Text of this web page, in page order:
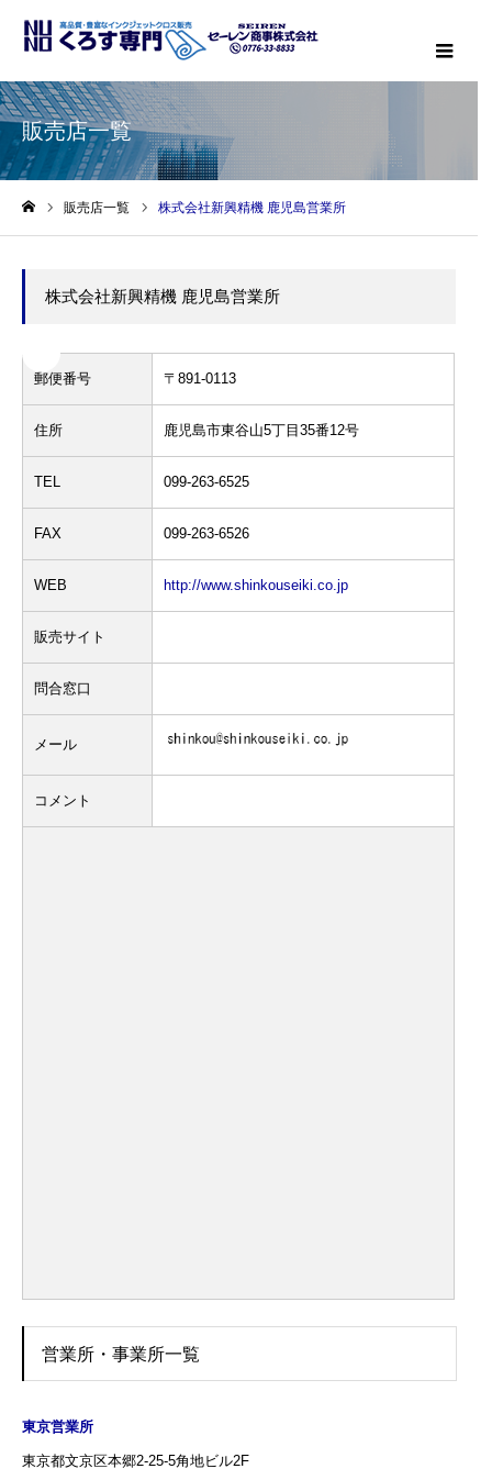
販売店一覧
販売店一覧 株式会社新興精機 鹿児島営業所
株式会社新興精機 鹿児島営業所
郵便番号 〒891-0113
住所 鹿児島市東谷山5丁目35番12号
TEL 099-263-6525
FAX 099-263-6526
WEB http://www.shinkouseiki.co.jp
販売サイト
問合窓口
メール
コメント
営業所・事業所一覧
東京営業所
東京都文京区本郷2-25-5角地ビル2F